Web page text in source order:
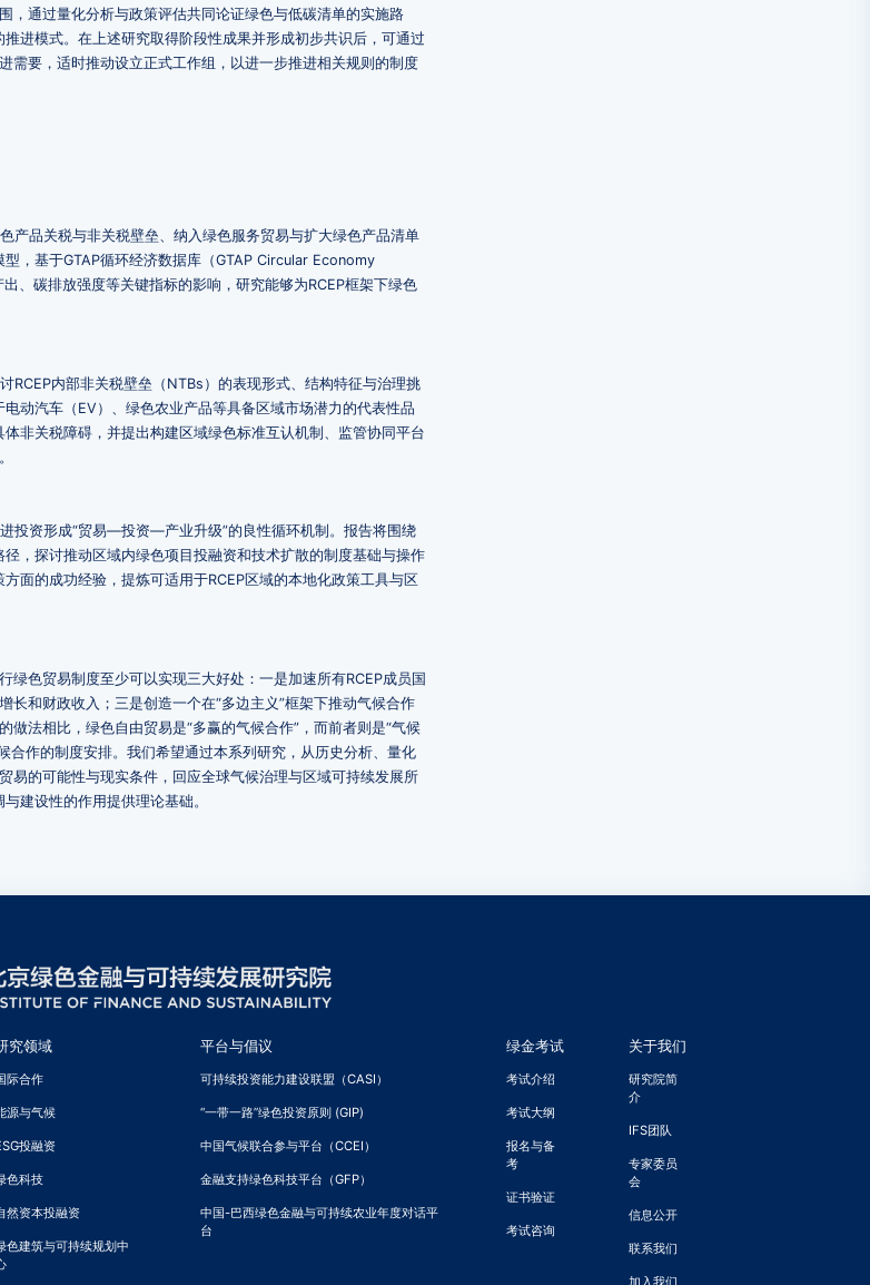
，通过量化分析与政策评估共同论证绿色与低碳清单的实施路
进模式。在上述研究取得阶段性成果并形成初步共识后，可通过
需要，适时推动设立正式工作组，以进一步推进相关规则的制度
产品关税与非关税壁垒、纳入绿色服务贸易与扩大绿色产品清单
，基于GTAP循环经济数据库（GTAP Circular Economy
、碳排放强度等关键指标的影响，研究能够为RCEP框架下绿色
RCEP内部非关税壁垒（NTBs）的表现形式、结构特征与治理挑
动汽车（EV）、绿色农业产品等具备区域市场潜力的代表性品
非关税障碍，并提出构建区域绿色标准互认机制、监管协同平台
投资形成“贸易—投资—产业升级”的良性循环机制。报告将围绕
，探讨推动区域内绿色项目投融资和技术扩散的制度基础与操作
面的成功经验，提炼可适用于RCEP区域的本地化政策工具与区
绿色贸易制度至少可以实现三大好处：一是加速所有RCEP成员国
长和财政收入；三是创造一个在“多边主义”框架下推动气候合作
做法相比，绿色自由贸易是“多赢的气候合作”，而前者则是“气候
作的制度安排。我们希望通过本系列研究，从历史分析、量化
易的可能性与现实条件，回应全球气候治理与区域可持续发展所
建设性的作用提供理论基础。
究领域
际合作
源与气候
投融资
色科技
然资本投融资
色建筑与可持续规划中
平台与倡议
可持续投资能力建设联盟（CASI）
“一带一路”绿色投资原则 (GIP)
中国气候联合参与平台（CCEI）
金融支持绿色科技平台（GFP）
中国-巴西绿色金融与可持续农业年度对话平
台
绿金考试
考试介绍
考试大纲
报名与备
考
证书验证
考试咨询
关于我们
研究院简
介
IFS团队
专家委员
会
信息公开
联系我们